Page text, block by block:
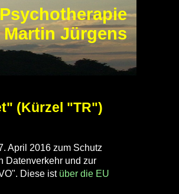
Martin Jürgens
(Kürzel "TR")
April 2016 zum Schutz
Datenverkehr und zur
Diese ist über die EU